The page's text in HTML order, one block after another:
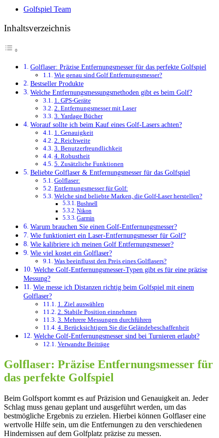
Posted
Golfspiel Team
Inhaltsverzeichnis
Golflaser: Präzise Entfernungsmesser für das perfekte Golfspiel
Wie genau sind Golf Entfernungsmesser?
Bestseller Produkte
Welche Entfernungsmessungsmethoden gibt es beim Golf?
1. GPS-Geräte
2. Entfernungsmesser mit Laser
3. Yardage Bücher
Worauf sollte ich beim Kauf eines Golf-Lasers achten?
1. Genauigkeit
2. Reichweite
3. Benutzerfreundlichkeit
4. Robustheit
5. Zusätzliche Funktionen
Beliebte Golflaser & Entfernungsmesser für das Golfspiel
Golflaser:
Entfernungsmesser für Golf:
Welche sind beliebte Marken, die Golf-Laser herstellen?
Bushnell
Nikon
Garmin
Warum brauchen Sie einen Golf-Entfernungsmesser?
Wie funktioniert ein Laser-Entfernungsmesser für Golf?
Wie kalibriere ich meinen Golf Entfernungsmesser?
Wie viel kostet ein Golflaser?
Was beeinflusst den Preis eines Golflasers?
Welche Golf-Entfernungsmesser-Typen gibt es für eine präzise
Messung?
Wie messe ich Distanzen richtig beim Golfspiel mit einem
Golflaser?
1. Ziel auswählen
2. Stabile Position einnehmen
3. Mehrere Messungen durchführen
4. Berücksichtigen Sie die Geländebeschaffenheit
Welche Golf-Entfernungsmesser sind bei Turnieren erlaubt?
Verwandte Beiträge
Golflaser: Präzise Entfernungsmesser für
das perfekte Golfspiel
Beim Golfsport kommt es auf Präzision und Genauigkeit an. Jeder
Schlag muss genau geplant und ausgeführt werden, um das
bestmögliche Ergebnis zu erzielen. Hierbei können Golflaser eine
wertvolle Hilfe sein, um die Entfernungen zu den verschiedenen
Hindernissen auf dem Golfplatz präzise zu messen.